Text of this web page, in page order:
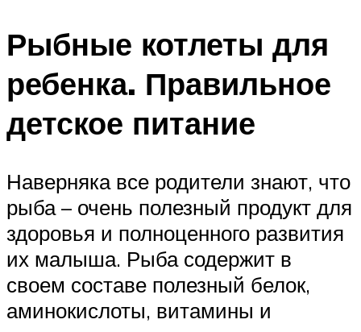
Рыбные котлеты для
ребенка. Правильное
детское питание
Наверняка все родители знают, что
рыба – очень полезный продукт для
здоровья и полноценного развития
их малыша. Рыба содержит в
своем составе полезный белок,
аминокислоты, витамины и